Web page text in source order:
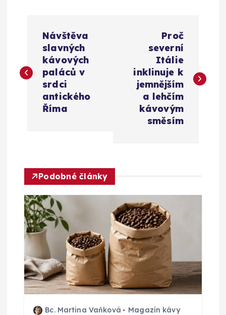
v
c
e
p
r
o
p
Návštěva
slavných
kávových
paláců v
srdci
antického
Říma
Proč
severní
Itálie
inklinuje k
jemnějším
a lehčím
kávovým
směsím
Podobné články
Bc. Martina Vaňková Magazín kávy